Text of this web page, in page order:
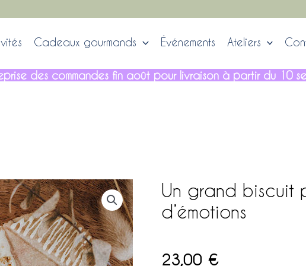
Cadeaux gourmands Événements Ateliers
des commandes fin août pour livraison à partir du 10
Un grand biscuit
d’émotions
23,00 €